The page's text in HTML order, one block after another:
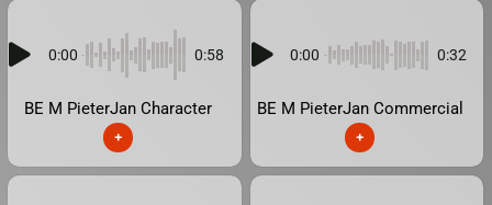
0:00 0:58
BE M PieterJan Character
+
0:00 0:32
BE M PieterJan Commercial
+